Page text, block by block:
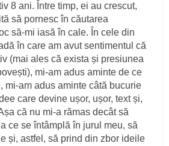
8 ani. Între timp, ei au crescut,
să pornesc în căutarea
să-mi iasă în cale. În cele din
în care am avut sentimentul că
(mai ales că exista și presiunea
mi-am adus aminte de ce
mi-am adus aminte câtă bucurie
care devine ușor, ușor, text și,
că nu mi-a rămas decât să
ce se întâmplă în jurul meu, să
și, astfel, să prind din zbor ideile